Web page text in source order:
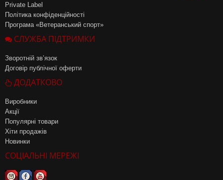
Private Label
Політика конфіденційності
Програма «Ветеранський спорт»
СЛУЖБА ПІДТРИМКИ
Зворотній зв’язок
Договір публічної оферти
ДОДАТКОВО
Виробники
Акції
Популярні товари
Хіти продажів
Новинки
СОЦІАЛЬНІ МЕРЕЖІ